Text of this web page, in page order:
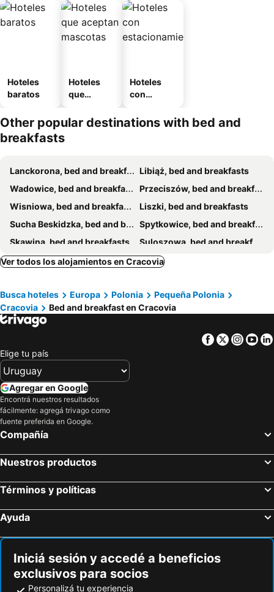
Hoteles
baratos
Hoteles
que
mascotas
Hoteles
con
miento
Other popular destinations with bed and
breakfasts
Lanckorona, bed and breakfasts
Libiąż, bed and breakfasts
Wadowice, bed and breakfasts
Przeciszów, bed and breakfasts
Wisniowa, bed and breakfasts
Liszki, bed and breakfasts
Sucha Beskidzka, bed and breakfasts
Spytkowice, bed and breakfasts
Skawina, bed and breakfasts
Suloszowa, bed and breakfasts
Wieliczka, bed and breakfasts
Krzeszowice, bed and breakfasts
Ver todos los alojamientos en Cracovia
Busca hoteles Europa Polonia
Pequeña Polonia
Cracovia
Bed and breakfast en Cracovia
Facebook
Twitter
Elige tu país
Agregar en Google
Encontrá nuestros resultados
fácilmente: agregá trivago como
fuente preferida en Google.
Compañía
Nuestros productos
Términos y políticas
Ayuda
Iniciá sesión y accedé a beneficios
exclusivos para socios
Personalizá tu experiencia